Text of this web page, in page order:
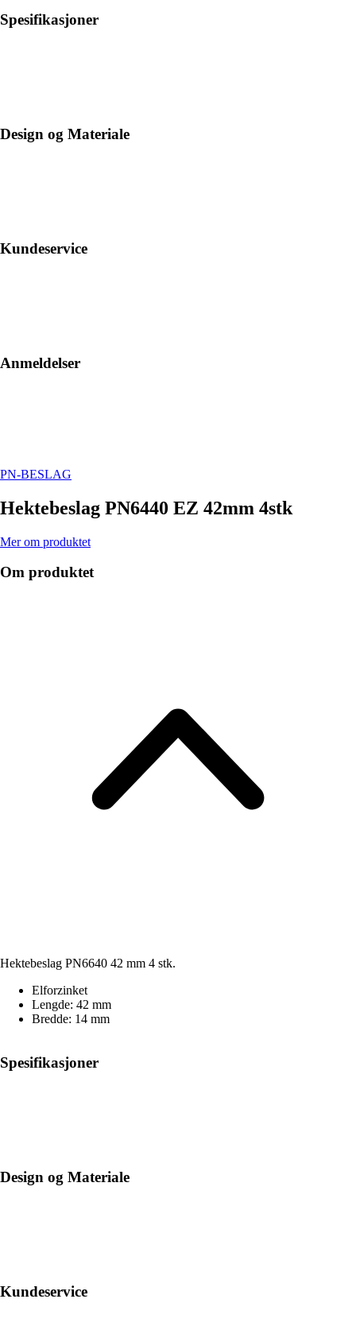
Spesifikasjoner
Design og Materiale
Kundeservice
Anmeldelser
PN-BESLAG
Hektebeslag PN6440 EZ 42mm 4stk
Mer om produktet
Om produktet
Hektebeslag PN6640 42 mm 4 stk.
Elforzinket
Lengde: 42 mm
Bredde: 14 mm
Spesifikasjoner
Design og Materiale
Kundeservice